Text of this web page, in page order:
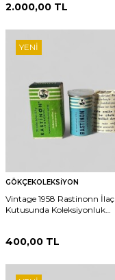
2.000,00 TL
YENI
GÖKÇEKOLEKSIYON
Vintage 1958 Rastinonn İlaç
Kutusunda Koleksiyonluk
400,00 TL